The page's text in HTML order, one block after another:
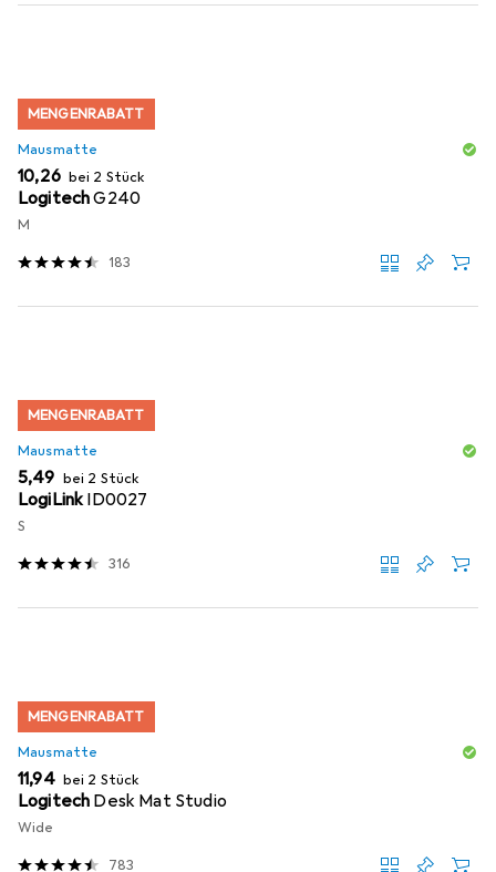
MENGENRABATT
Mausmatte
EUR
10,26 bei 2 Stück
LogitechG240
M
183
MENGENRABATT
Mausmatte
EUR
5,49 bei 2 Stück
LogiLinkID0027
S
316
MENGENRABATT
Mausmatte
EUR
11,94 bei 2 Stück
Logitech Desk Mat Studio
Wide
783